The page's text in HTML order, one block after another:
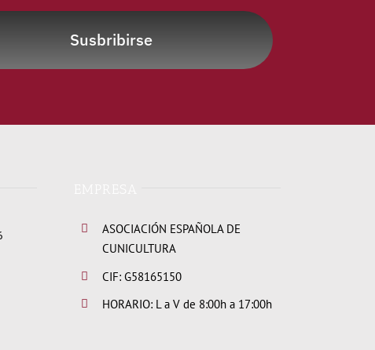
Susbribirse
ASOCIACIÓN ESPAÑOLA DE
CUNICULTURA
CIF: G58165150
HORARIO: L a V de 8:00h a 17:00h